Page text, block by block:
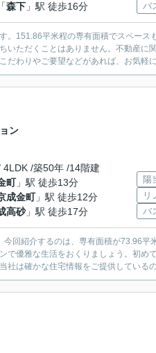
「森下 」駅 徒歩16分
バ
。151.86平米程の専有面積でスペー
いただくことはありません。不動産に
わりやご要望などがあれば、お気軽
ン
/築50年 /14階建
町」駅 徒歩13分
成金町」駅 徒歩12分
高砂」駅 徒歩17分
陽
リ
バ
回紹介するのは、専有面積が73.96平
で優雅な生活をおくりましょう。初め
社は確かな住宅情報をご提供している